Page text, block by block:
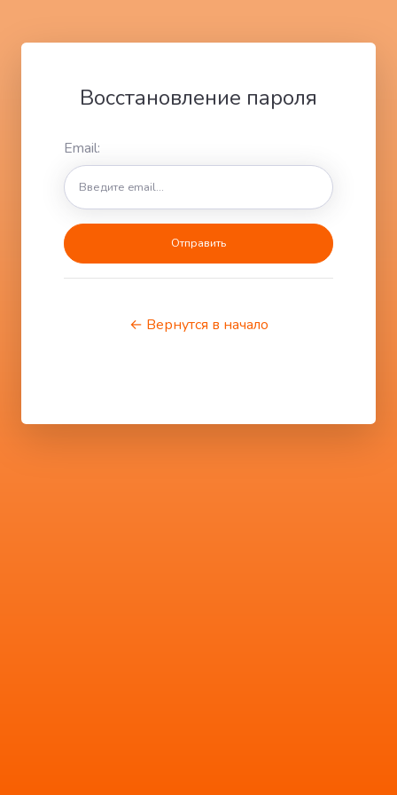
Восстановление пароля
Email:
← Вернутся в начало